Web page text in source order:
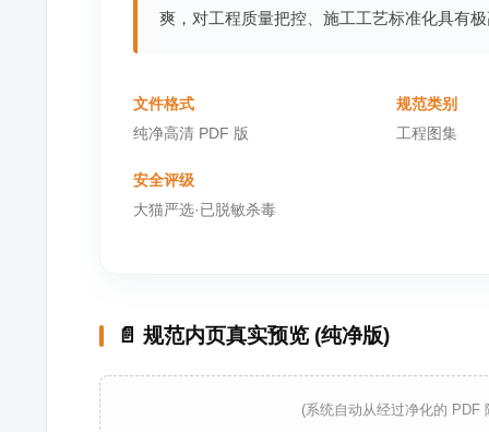
爽，对工程质量把控、施工工艺标准化具有
文件格式
纯净高清 PDF 版
规范类别
工程图集
安全评级
大猫严选·已脱敏杀毒
📄 规范内页真实预览 (纯净版)
(系统自动从经过净化的 PDF